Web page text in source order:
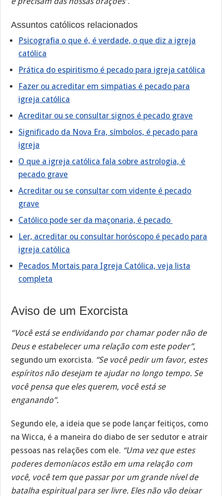
Assuntos católicos relacionados
Psicografia o que é, é verdade, o que diz a igreja
católica
Prática do espiritismo é pecado para igreja católica
Fazer ou acreditar em simpatias é pecado para
igreja católica
Acreditar ou se consultar signos é pecado grave
Significado da Nova Era, símbolos, é pecado para
igreja
O que a igreja católica fala sobre astrologia, é
pecado grave
Acreditar ou se consultar com vidente é pecado
grave
Católico pode ser da maçonaria, é pecado
Ler, acreditar ou consultar horóscopo é pecado para
igreja católica
Pecados Mortais para Igreja Católica, veja lista
completa
Aviso de um Exorcista
“Você está se endividando por chamar poder não de
Deus e estabelecer uma relação com este poder”,
segundo um exorcista. “Se você pedir um favor, estes
espíritos não desejam te ajudar no longo tempo. Se
você pensa que eles querem, você está se
enganando”.
Segundo ele, a ideia que se pode lançar feitiços, como
na Wicca, é a maneira do diabo de ser sedutor e atrair
pessoas nas relações com ele. “Uma vez que estes
poderes demoníacos estão em uma relação com
você, você tem que passar por um grande nível de
batalha espiritual para ser livre. Eles não vão deixar